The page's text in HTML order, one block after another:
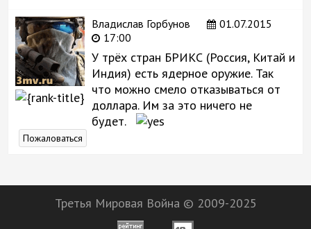
Владислав Горбунов
01.07.2015
17:00
У трёх стран БРИКС (Россия, Китай и
Индия) есть ядерное оружие. Так
что можно смело отказываться от
доллара. Им за это ничего не
будет.
Пожаловаться
Третья Мировая Война © 2009-2025